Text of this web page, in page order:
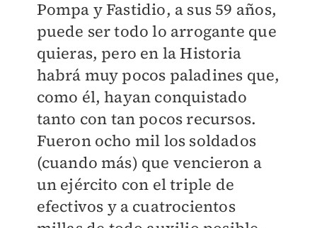
Pompa y Fastidio, a sus 59 años,
puede ser todo lo arrogante que
quieras, pero en la Historia
habrá muy pocos paladines que,
como él, hayan conquistado
tanto con tan pocos recursos.
Fueron ocho mil los soldados
(cuando más) que vencieron a
un ejército con el triple de
efectivos y a cuatrocientos